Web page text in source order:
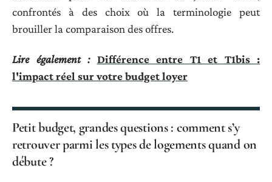
confrontés à des choix où la terminologie peut
brouiller la comparaison des offres.
Lire également : Différence entre T1 et T1bis :
l'impact réel sur votre budget loyer
Petit budget, grandes questions : comment s’y
retrouver parmi les types de logements quand on
débute ?